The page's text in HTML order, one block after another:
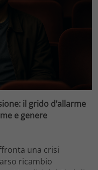
il grido d’allarme
e genere
una crisi
ricambio